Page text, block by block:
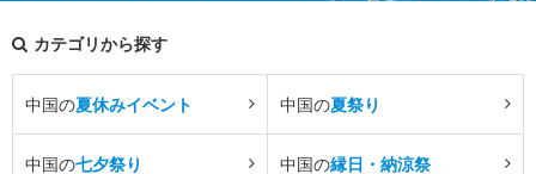
カテゴリから探す
中国の夏休みイベント 中国の夏祭り
中国の七夕祭り 中国の縁日・納涼祭